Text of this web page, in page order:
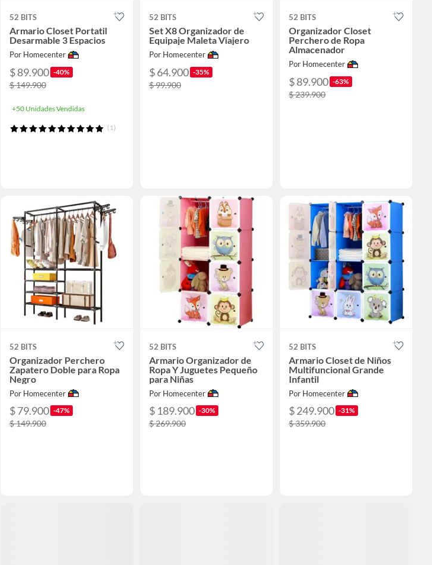
52 BITS
Armario Closet Portatil
Desarmable 3 Espacios
Por Homecenter
$ 89.900 -40%
$ 149.900
+50 Unidades Vendidas
(1)
52 BITS
Set X8 Organizador de
Equipaje Maleta Viajero
Por Homecenter
$ 64.900 -35%
$ 99.900
52 BITS
Organizador Closet
Perchero de Ropa
Almacenador
Por Homecenter
$ 89.900 -63%
$ 239.900
52 BITS
Organizador Perchero
Zapatero Doble para Ropa
Negro
Por Homecenter
$ 79.900 -47%
$ 149.900
52 BITS
Armario Organizador de
Ropa Y Juguetes Pequeño
para Niñas
Por Homecenter
$ 189.900 -30%
$ 269.900
52 BITS
Armario Closet de Niños
Multifuncional Grande
Infantil
Por Homecenter
$ 249.900 -31%
$ 359.900